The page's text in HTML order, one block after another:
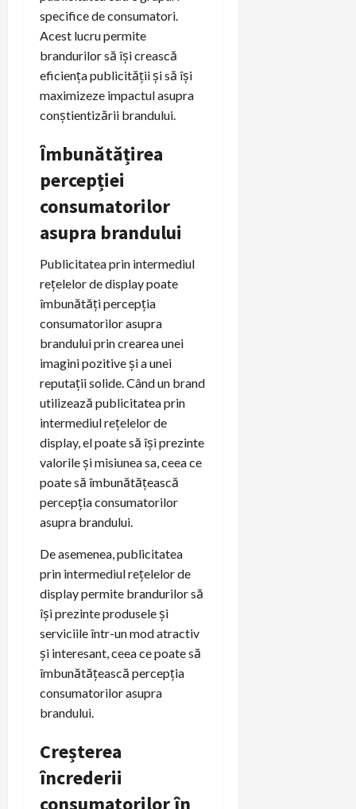
specifice de consumatori.
Acest lucru permite
brandurilor să își crească
eficiența publicității și să își
maximizeze impactul asupra
conștientizării brandului.
Îmbunătățirea
percepției
consumatorilor
asupra brandului
Publicitatea prin intermediul
rețelelor de display poate
îmbunătăți percepția
consumatorilor asupra
brandului prin crearea unei
imagini pozitive și a unei
reputații solide. Când un brand
utilizează publicitatea prin
intermediul rețelelor de
display, el poate să își prezinte
valorile și misiunea sa, ceea ce
poate să îmbunătățească
percepția consumatorilor
asupra brandului.
De asemenea, publicitatea
prin intermediul rețelelor de
display permite brandurilor să
își prezinte produsele și
serviciile într-un mod atractiv
și interesant, ceea ce poate să
îmbunătățească percepția
consumatorilor asupra
brandului.
Creșterea
încrederii
consumatorilor în